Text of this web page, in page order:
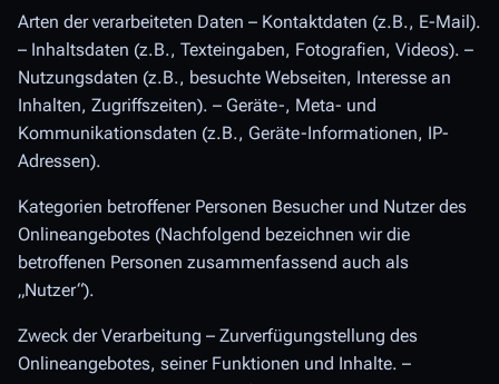
Arten der verarbeiteten Daten – Kontaktdaten (z.B., E-Mail).
– Inhaltsdaten (z.B., Texteingaben, Fotografien, Videos). –
Nutzungsdaten (z.B., besuchte Webseiten, Interesse an
Inhalten, Zugriffszeiten). – Geräte-, Meta- und
Kommunikationsdaten (z.B., Geräte-Informationen, IP-
Adressen).
Kategorien betroffener Personen Besucher und Nutzer des
Onlineangebotes (Nachfolgend bezeichnen wir die
betroffenen Personen zusammenfassend auch als
„Nutzer“).
Zweck der Verarbeitung – Zurverfügungstellung des
Onlineangebotes, seiner Funktionen und Inhalte. –